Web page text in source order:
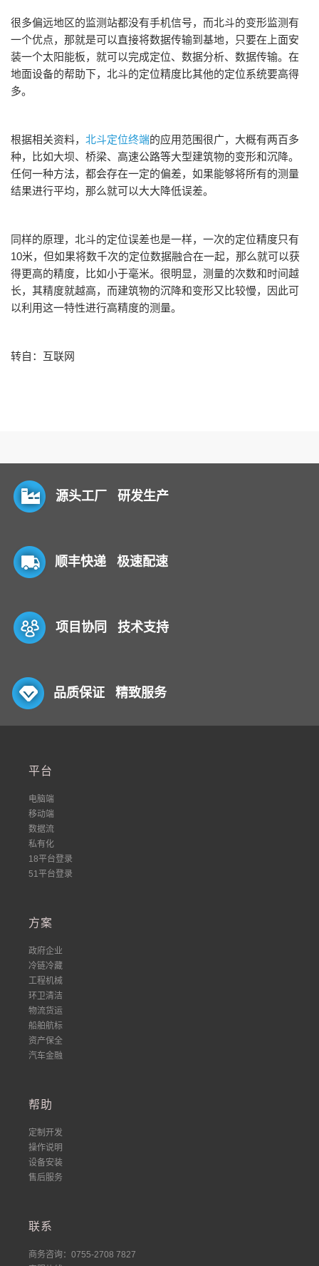
很多偏远地区的监测站都没有手机信号，而北斗的变形监测有
一个优点，那就是可以直接将数据传输到基地，只要在上面安
装一个太阳能板，就可以完成定位、数据分析、数据传输。在
地面设备的帮助下，北斗的定位精度比其他的定位系统要高得
多。
根据相关资料， 北斗定位终端的应用范围很广，大概有两百多
种，比如大坝、桥梁、高速公路等大型建筑物的变形和沉降。
任何一种方法，都会存在一定的偏差，如果能够将所有的测量
结果进行平均，那么就可以大大降低误差。
同样的原理，北斗的定位误差也是一样，一次的定位精度只有
10米，但如果将数千次的定位数据融合在一起，那么就可以获
得更高的精度，比如小于毫米。很明显，测量的次数和时间越
长，其精度就越高，而建筑物的沉降和变形又比较慢，因此可
以利用这一特性进行高精度的测量。
转自：互联网
源头工厂 研发生产
顺丰快递 极速配速
项目协同 技术支持
品质保证 精致服务
平台
电脑端
移动端
数据流
私有化
18平台登录
51平台登录
方案
政府企业
冷链冷藏
工程机械
环卫清洁
物流货运
船舶航标
资产保全
汽车金融
帮助
定制开发
操作说明
设备安装
售后服务
联系
商务咨询：0755-2708 7827